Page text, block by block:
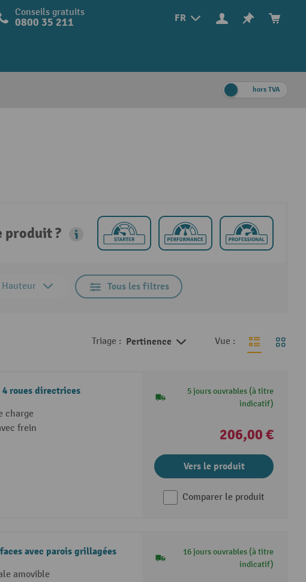
FR
Conseils gratuits
0800 35 211
hors TVA
produit ?
Hauteur Tous les filtres
Triage : Pertinence Vue :
4 roues directrices
charge
frein
5 jours ouvrables (à titre
indicatif)
206,00 €
Vers le produit
Comparer le produit
avec parois grillagées
amovible
16 jours ouvrables (à titre
indicatif)